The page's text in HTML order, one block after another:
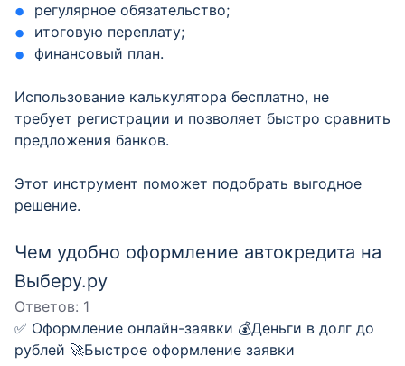
регулярное обязательство;
итоговую переплату;
финансовый план.
Использование калькулятора бесплатно, не
требует регистрации и позволяет быстро сравнить
предложения банков.
Этот инструмент поможет подобрать выгодное
решение.
Чем удобно оформление автокредита на
Выберу.ру
Ответов: 1
✅ Оформление онлайн-заявки 💰Деньги в долг до
рублей 🚀Быстрое оформление заявки